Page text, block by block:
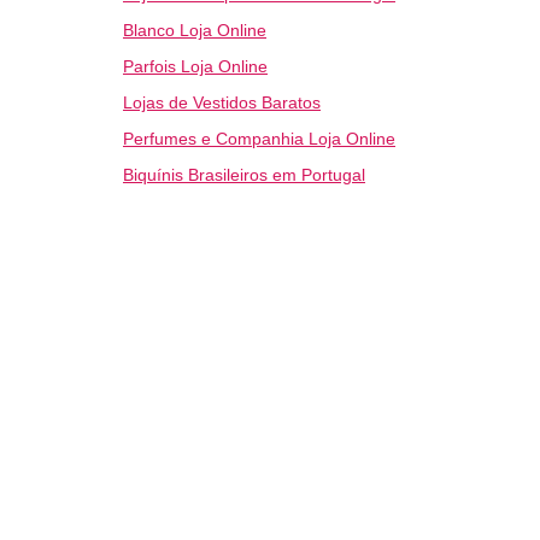
Blanco Loja Online
Parfois Loja Online
Lojas de Vestidos Baratos
Perfumes e Companhia Loja Online
Biquínis Brasileiros em Portugal